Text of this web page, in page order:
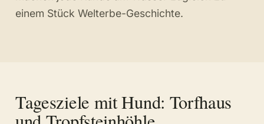
einem Stück Welterbe-Geschichte.
Tagesziele mit Hund: Torfhaus